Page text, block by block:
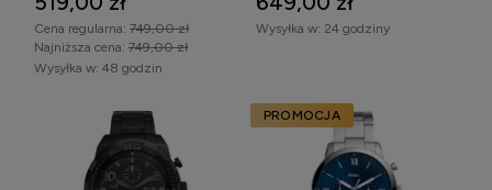
Cena regularna: 749,00 zł
Najniższa cena: 749,00 zł
Wysyłka w: 48 godzin
Wysyłka w: 24 godziny
PROMOCJA